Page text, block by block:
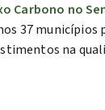
Carbono no
37
na